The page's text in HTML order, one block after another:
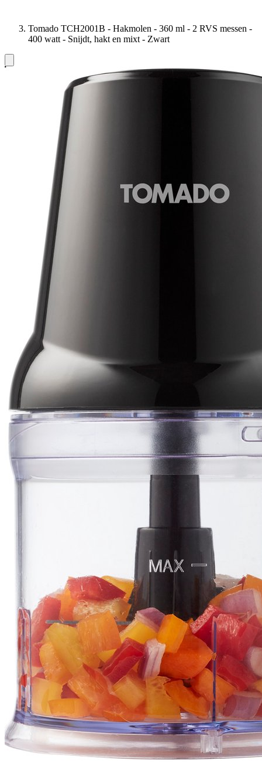
Tomado TCH2001B - Hakmolen - 360 ml - 2 RVS messen -
400 watt - Snijdt, hakt en mixt - Zwart